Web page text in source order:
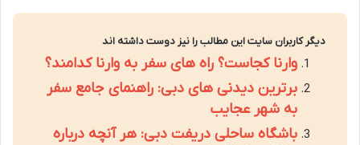
دیگر کاربران سایت این مطالب را نیز دوست داشته اند
وارنا کجاست؟ راه های سفر به وارنا کدامند؟
برترین دیدنی های دبی: راهنمای جامع سفر
به شهر عجایب
باشگاه ساحلی دریفت دبی: هر آنچه درباره